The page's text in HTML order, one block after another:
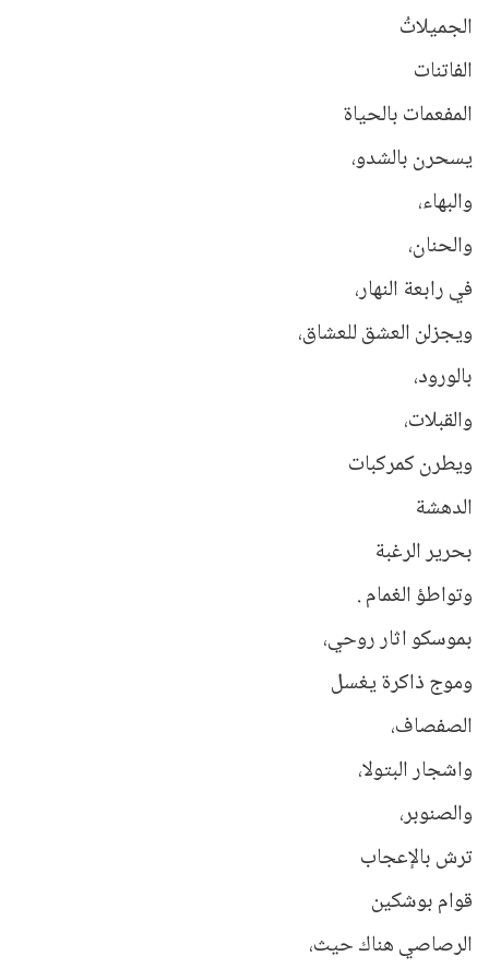
الجميلاتُ
الفاتنات
المفعمات بالحياة
يسحرن بالشدو،
والبهاء،
والحنان،
في رابعة النهار،
ويجزلن العشق للعشاق،
بالورود،
والقبلات،
ويطرن كمركبات
الدهشة
بحرير الرغبة
وتواطؤ الغمام .
بموسكو اثار روحي،
وموج ذاكرة يغسل
الصفصاف،
واشجار البتولا،
والصنوبر،
ترش بالإعجاب
قوام بوشكين
الرصاصي هناك حيث،